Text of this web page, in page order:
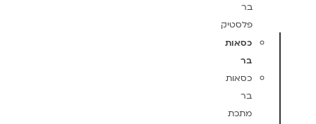
בר
פלסטיק
כסאות
בר
כסאות
בר
מתכת